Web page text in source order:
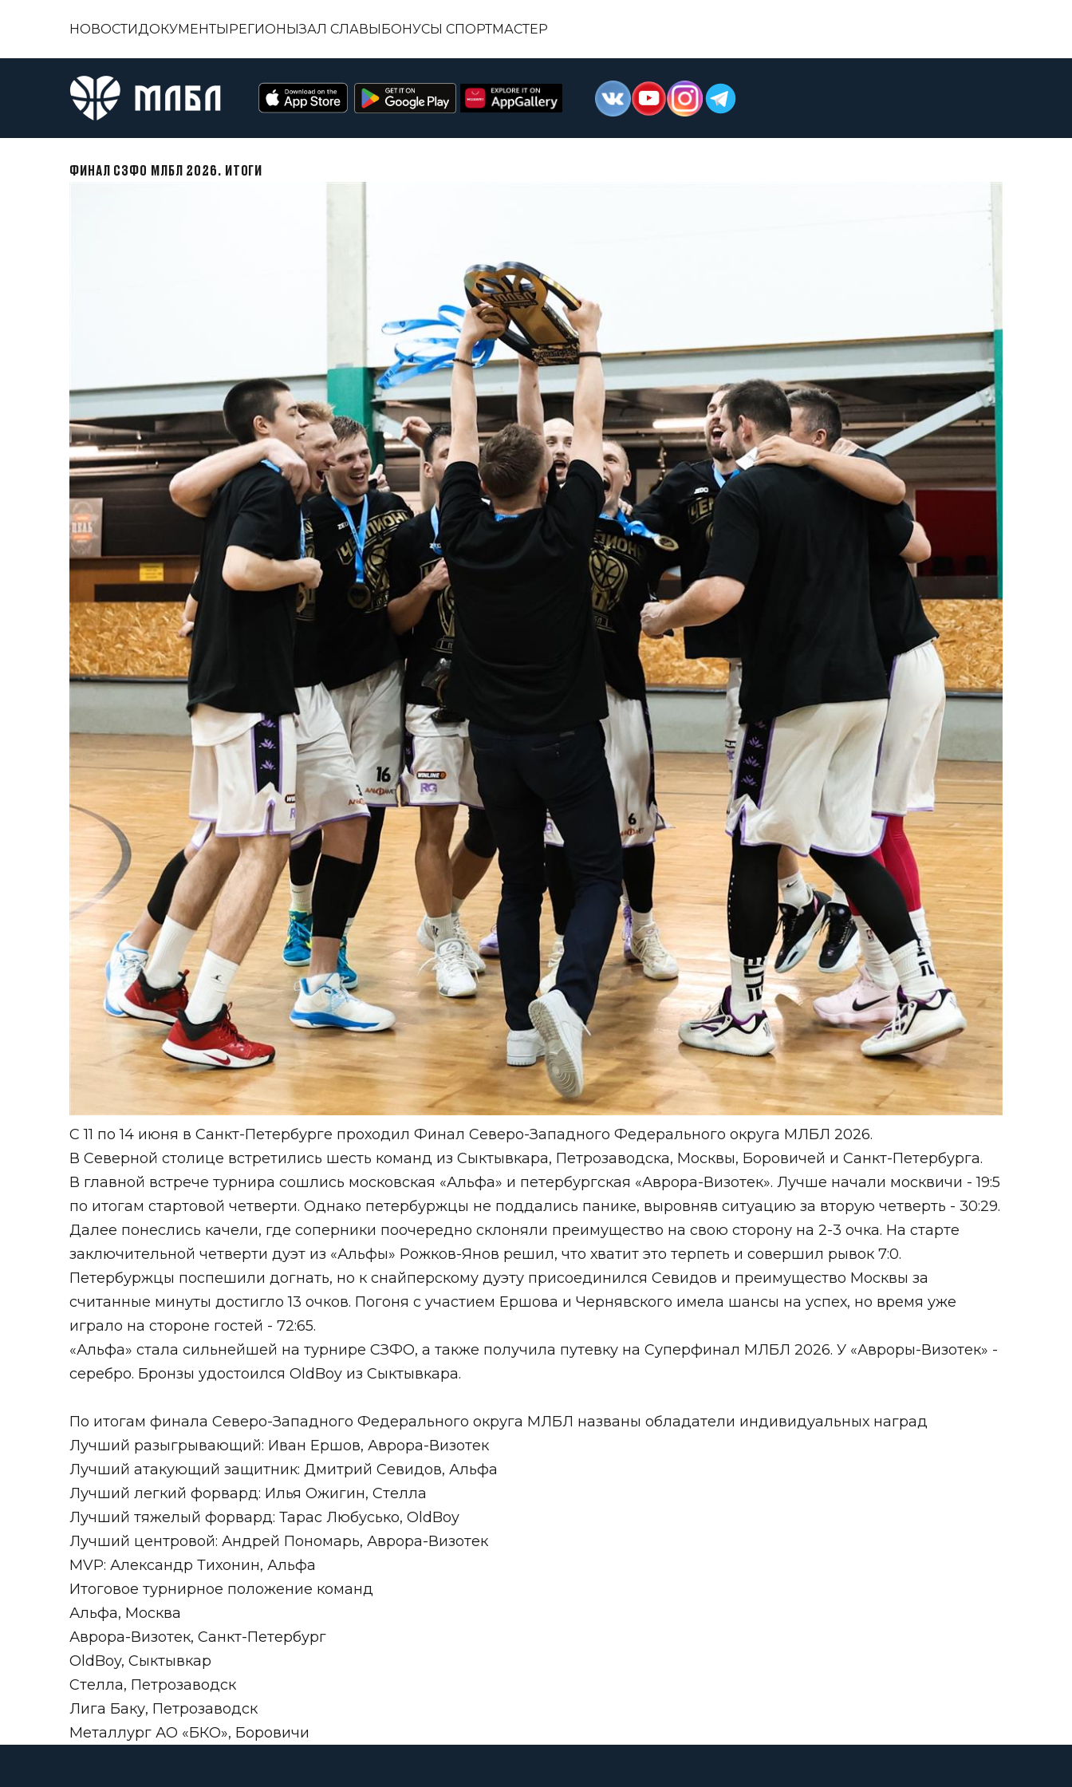
НОВОСТИДОКУМЕНТЫРЕГИОНЫЗАЛ СЛАВЫБОНУСЫ СПОРТМАСТЕР
ФИНАЛ СЗФО МЛБЛ 2026. ИТОГИ
С 11 по 14 июня в Санкт-Петербурге проходил Финал Северо-Западного Федерального округа МЛБЛ 2026.
В Северной столице встретились шесть команд из Сыктывкара, Петрозаводска, Москвы, Боровичей и Санкт-Петербурга.
В главной встрече турнира сошлись московская «Альфа» и петербургская «Аврора-Визотек». Лучше начали москвичи - 19:5
по итогам стартовой четверти. Однако петербуржцы не поддались панике, выровняв ситуацию за вторую четверть - 30:29.
Далее понеслись качели, где соперники поочередно склоняли преимущество на свою сторону на 2-3 очка. На старте
заключительной четверти дуэт из «Альфы» Рожков-Янов решил, что хватит это терпеть и совершил рывок 7:0.
Петербуржцы поспешили догнать, но к снайперскому дуэту присоединился Севидов и преимущество Москвы за
считанные минуты достигло 13 очков. Погоня с участием Ершова и Чернявского имела шансы на успех, но время уже
играло на стороне гостей - 72:65.
«Альфа» стала сильнейшей на турнире СЗФО, а также получила путевку на Суперфинал МЛБЛ 2026. У «Авроры-Визотек» -
серебро. Бронзы удостоился OldBoy из Сыктывкара.
По итогам финала Северо-Западного Федерального округа МЛБЛ названы обладатели индивидуальных наград
Лучший разыгрывающий: Иван Ершов, Аврора-Визотек
Лучший атакующий защитник: Дмитрий Севидов, Альфа
Лучший легкий форвард: Илья Ожигин, Стелла
Лучший тяжелый форвард: Тарас Любусько, OldBoy
Лучший центровой: Андрей Пономарь, Аврора-Визотек
MVP: Александр Тихонин, Альфа
Итоговое турнирное положение команд
Альфа, Москва
Аврора-Визотек, Санкт-Петербург
OldBoy, Сыктывкар
Стелла, Петрозаводск
Лига Баку, Петрозаводск
Металлург АО «БКО», Боровичи